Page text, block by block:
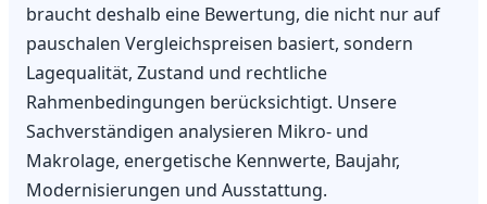
braucht deshalb eine Bewertung, die nicht nur auf
pauschalen Vergleichspreisen basiert, sondern
Lagequalität, Zustand und rechtliche
Rahmenbedingungen berücksichtigt. Unsere
Sachverständigen analysieren Mikro- und
Makrolage, energetische Kennwerte, Baujahr,
Modernisierungen und Ausstattung.